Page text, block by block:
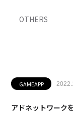
OTHERS
GAMEAPP
アドネットワーク